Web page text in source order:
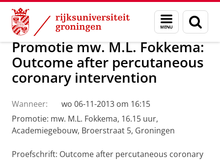
Skip
Content
Skip
Navigation
Menu
en
zoeken
Over ons Actueel Nieuws
Promotie mw. M.L. Fokkema:
Outcome after percutaneous
coronary intervention
Wanneer:
wo 06-11-2013 om 16:15
Promotie: mw. M.L. Fokkema, 16.15 uur,
Academiegebouw, Broerstraat 5, Groningen
Proefschrift: Outcome after percutaneous coronary